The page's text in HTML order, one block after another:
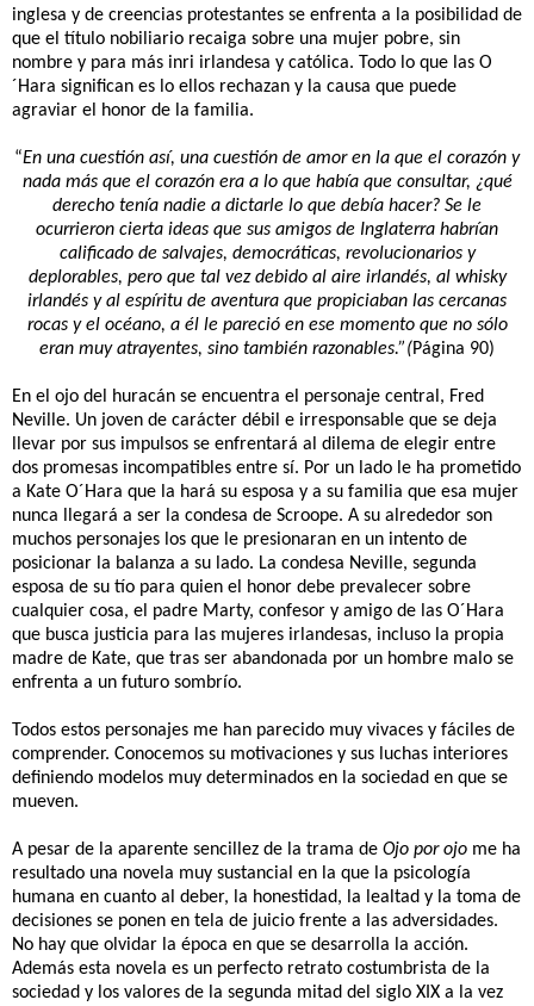
inglesa y de creencias protestantes se enfrenta a la posibilidad de
que el título nobiliario recaiga sobre una mujer pobre, sin
nombre y para más inri irlandesa y católica. Todo lo que las O
´Hara significan es lo ellos rechazan y la causa que puede
agraviar el honor de la familia.
“En una cuestión así, una cuestión de amor en la que el corazón y
nada más que el corazón era a lo que había que consultar, ¿qué
derecho tenía nadie a dictarle lo que debía hacer? Se le
ocurrieron cierta ideas que sus amigos de Inglaterra habrían
calificado de salvajes, democráticas, revolucionarios y
deplorables, pero que tal vez debido al aire irlandés, al whisky
irlandés y al espíritu de aventura que propiciaban las cercanas
rocas y el océano, a él le pareció en ese momento que no sólo
eran muy atrayentes, sino también razonables.”(Página 90)
En el ojo del huracán se encuentra el personaje central, Fred
Neville. Un joven de carácter débil e irresponsable que se deja
llevar por sus impulsos se enfrentará al dilema de elegir entre
dos promesas incompatibles entre sí. Por un lado le ha prometido
a Kate O´Hara que la hará su esposa y a su familia que esa mujer
nunca llegará a ser la condesa de Scroope. A su alrededor son
muchos personajes los que le presionaran en un intento de
posicionar la balanza a su lado. La condesa Neville, segunda
esposa de su tío para quien el honor debe prevalecer sobre
cualquier cosa, el padre Marty, confesor y amigo de las O´Hara
que busca justicia para las mujeres irlandesas, incluso la propia
madre de Kate, que tras ser abandonada por un hombre malo se
enfrenta a un futuro sombrío.
Todos estos personajes me han parecido muy vivaces y fáciles de
comprender. Conocemos su motivaciones y sus luchas interiores
definiendo modelos muy determinados en la sociedad en que se
mueven.
A pesar de la aparente sencillez de la trama de Ojo por ojo me ha
resultado una novela muy sustancial en la que la psicología
humana en cuanto al deber, la honestidad, la lealtad y la toma de
decisiones se ponen en tela de juicio frente a las adversidades.
No hay que olvidar la época en que se desarrolla la acción.
Además esta novela es un perfecto retrato costumbrista de la
sociedad y los valores de la segunda mitad del siglo XIX a la vez